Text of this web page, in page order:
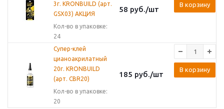
3г. KRONBUILD (арт.
GSX03) АКЦИЯ
Кол-во в упаковке:
24
58 руб./шт
В корзину
Супер-клей
цианоакрилатный
20г. KRONBUILD
(арт. CBR20)
Кол-во в упаковке:
20
185 руб./шт
В корзину